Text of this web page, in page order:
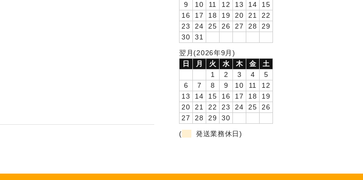
9
10 11 12 13 14
15
16
17 18 19 20 21
22
23
24 25 26 27 28
29
30
31
翌月(2026年9月)
日
月 火 水 木 金
土
1
2 3 4
5
6
7 8 9 10 11
12
13
14 15 16 17 18
19
20
21 22 23 24 25
26
27
28 29
30
(
発送業務休日)